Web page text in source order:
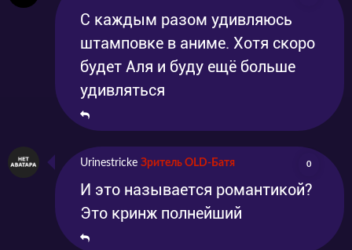
С каждым разом удивляюсь
штамповке в аниме. Хотя скоро
будет Аля и буду ещё больше
удивляться
Urinestricke Зритель OLD-Батя 0
И это называется романтикой?
Это кринж полнейший